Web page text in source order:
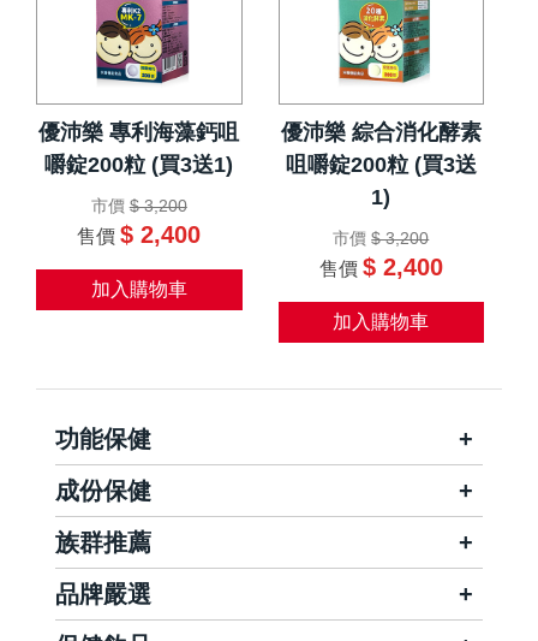
優沛樂 專利海藻鈣咀
嚼錠200粒 (買3送1)
市價 $ 3,200
售價 $ 2,400
加入購物車
優沛樂 綜合消化酵素
咀嚼錠200粒 (買3送
1)
市價 $ 3,200
售價 $ 2,400
加入購物車
功能保健
成份保健
族群推薦
品牌嚴選